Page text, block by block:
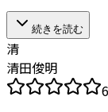
続きを読む
清
清田俊明